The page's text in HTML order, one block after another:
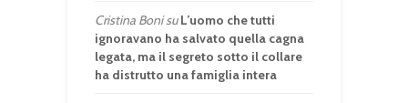
Cristina BonisuL’uomo che tutti
ignoravano ha salvato quella cagna
legata, ma il segreto sotto il collare
ha distrutto una famiglia intera